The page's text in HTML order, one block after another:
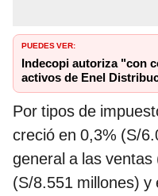
PUEDES VER:
Indecopi autoriza "con
activos de Enel
Por tipos de
creció en 0,3% (S/
general a las
(S/8.551 millones) y